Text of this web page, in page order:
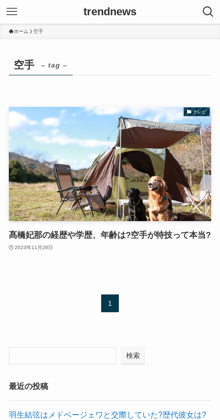
trendnews
ホーム 空手
空手 – tag –
テレビ
髙橋妃那の経歴や学歴、年齢は?空手が特技って本当?
2023年11月28日
1
検索
最近の投稿
羽生結弦はメドベージェワと交際していた?歴代彼女は?